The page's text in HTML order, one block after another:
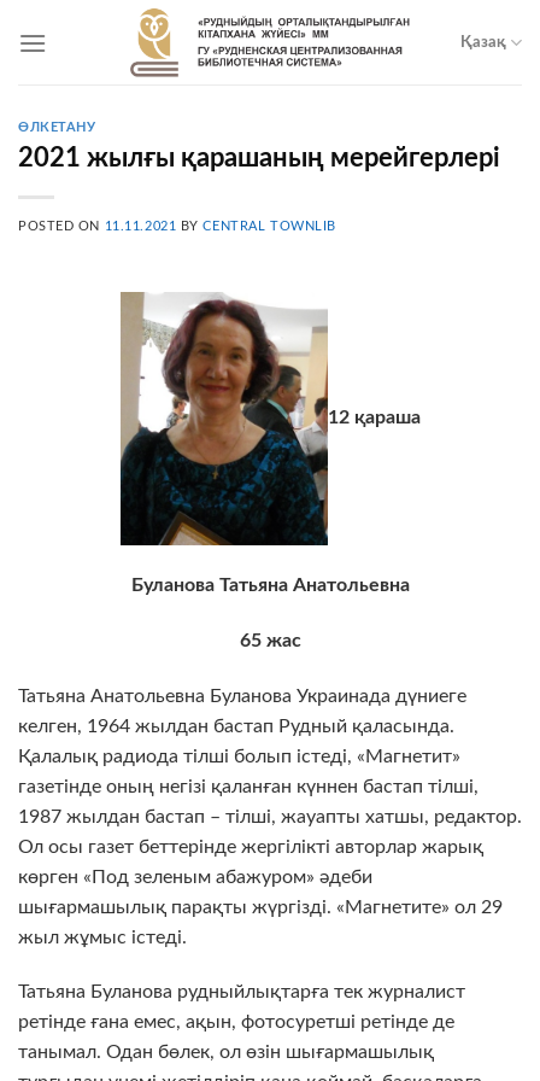
Қазақ
ӨЛКЕТАНУ
2021 жылғы қарашаның мерейгерлері
POSTED ON 11.11.2021 BYCENTRAL TOWNLIB
12 қараша
Буланова Татьяна Анатольевна
65 жас
Татьяна Анатольевна Буланова Украинада дүниеге
келген, 1964 жылдан бастап Рудный қаласында.
Қалалық радиода тілші болып істеді, «Магнетит»
газетінде оның негізі қаланған күннен бастап тілші,
1987 жылдан бастап – тілші, жауапты хатшы, редактор.
Ол осы газет беттерінде жергілікті авторлар жарық
көрген «Под зеленым абажуром» әдеби
шығармашылық парақты жүргізді. «Магнетите» ол 29
жыл жұмыс істеді.
Татьяна Буланова рудныйлықтарға тек журналист
ретінде ғана емес, ақын, фотосуретші ретінде де
танымал. Одан бөлек, ол өзін шығармашылық